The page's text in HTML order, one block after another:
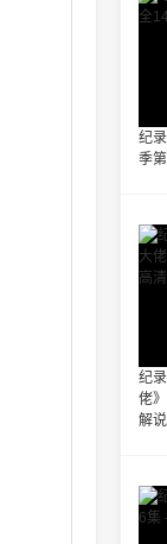
纪
季
纪
佬
解